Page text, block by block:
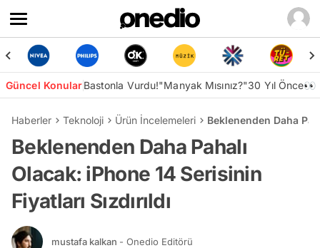
Güncel KonularBastonla Vurdu!"Manyak Mısınız?"30 Yıl Önce👀
Haberler Teknoloji Ürün İncelemeleri Beklenenden Daha
Beklenenden Daha Pahalı
Olacak: iPhone 14 Serisinin
Fiyatları Sızdırıldı
mustafa kalkan - Onedio Editörü